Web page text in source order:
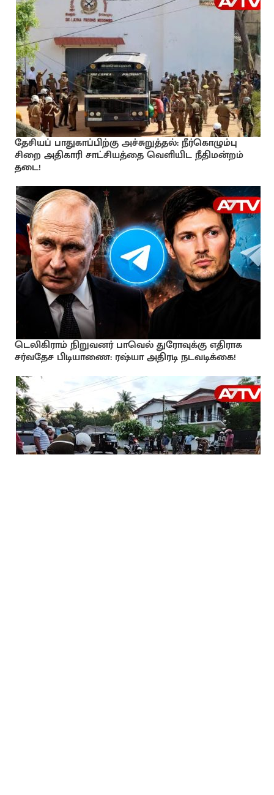
தேசியப் பாதுகாப்பிற்கு அச்சுறுத்தல்: நீர்கொழும்பு
சிறை அதிகாரி சாட்சியத்தை வெளியிட நீதிமன்றம்
தடை!
டெலிகிராம் நிறுவனர் பாவெல் துரோவுக்கு எதிராக
சர்வதேச பிடியாணை: ரஷ்யா அதிரடி நடவடிக்கை!